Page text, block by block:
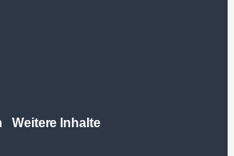
Weitere Inhalte